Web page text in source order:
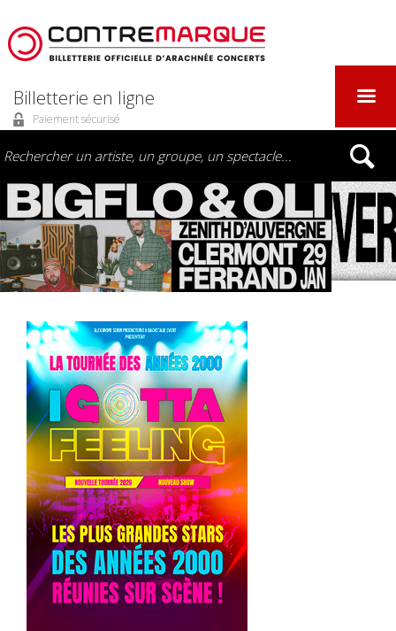
Billetterie en ligne
Paiement sécurisé